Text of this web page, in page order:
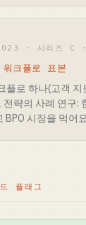
· 시리즈 C
크플로 표본
플로 하나(고객 지
략의 사례 연구:
BPO 시장을 먹어
플래그